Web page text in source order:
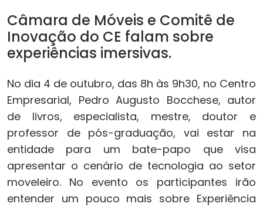
Câmara de Móveis e Comitê de
Inovação do CE falam sobre
experiências imersivas.
No dia 4 de outubro, das 8h às 9h30, no Centro
Empresarial, Pedro Augusto Bocchese, autor
de livros, especialista, mestre, doutor e
professor de pós-graduação, vai estar na
entidade para um bate-papo que visa
apresentar o cenário de tecnologia ao setor
moveleiro. No evento os participantes irão
entender um pouco mais sobre Experiência